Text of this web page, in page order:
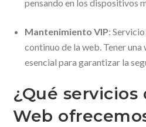
pensando en los dispositivos
Mantenimiento VIP:
continuo de la web. Tener
esencial para garantizar la
¿Qué servicios
Web